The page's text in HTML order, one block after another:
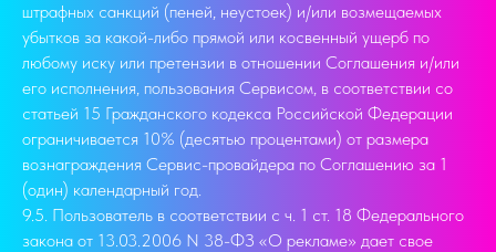
штрафных санкций (пеней, неустоек) и/или возмещаемых
убытков за какой-либо прямой или косвенный ущерб по
любому иску или претензии в отношении Соглашения и/или
его исполнения, пользования Сервисом, в соответствии со
статьей 15 Гражданского кодекса Российской Федерации
ограничивается 10% (десятью процентами) от размера
вознаграждения Сервис-провайдера по Соглашению за 1
(один) календарный год.
9.5. Пользователь в соответствии с ч. 1 ст. 18 Федерального
закона от 13.03.2006 N 38-ФЗ «О рекламе» дает свое